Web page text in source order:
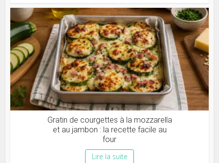
Gratin de courgettes à la mozzarella
et au jambon : la recette facile au
four
Lire la suite